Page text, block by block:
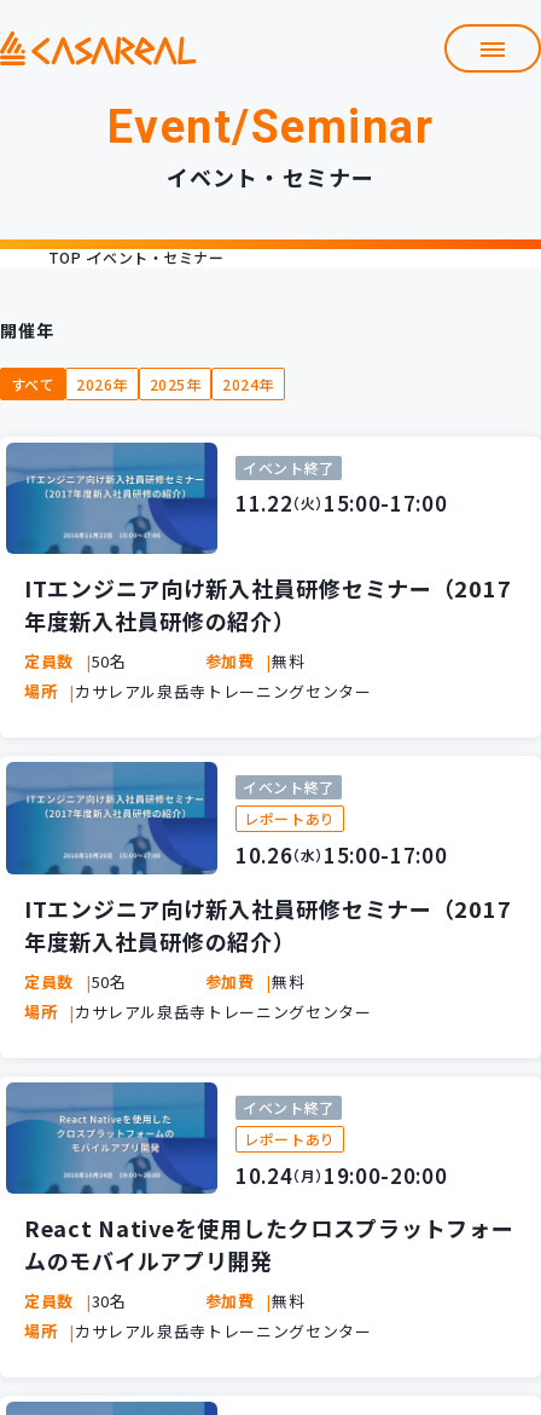
プロダクト開発支援
定型コース
カスタマイズコース 教材購入
新規開発サービス
パッケージ開発
導入事例
採用情報
Contact
Event/Seminar
イベント・セミナー
TOP イベント・セミナー
開催年
すべて 2026年 2025年 2024年
イベント終了
11.22（火） 15:00-17:00
ITエンジニア向け新入社員研修セミナー（2017
年度新入社員研修の紹介）
定員数 50名 参加費
無料
場所
カサレアル泉岳寺トレーニングセンター
イベント終了
レポートあり
10.26（水） 15:00-17:00
ITエンジニア向け新入社員研修セミナー（2017
年度新入社員研修の紹介）
定員数 50名 参加費
無料
場所
カサレアル泉岳寺トレーニングセンター
イベント終了
レポートあり
10.24（月） 19:00-20:00
React Nativeを使用したクロスプラットフォー
ムのモバイルアプリ開発
定員数 30名 参加費
無料
場所
カサレアル泉岳寺トレーニングセンター